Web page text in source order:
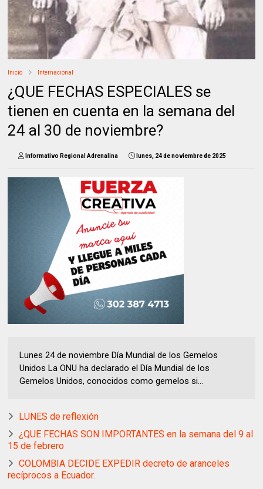
Inicio Internacional
¿QUE FECHAS ESPECIALES se
tienen en cuenta en la semana del
24 al 30 de noviembre?
Informativo Regional Adrenalina lunes, 24 de noviembre de 2025
Lunes 24 de noviembre Día Mundial de los Gemelos
Unidos La ONU ha declarado el Día Mundial de los
Gemelos Unidos, conocidos como gemelos si...
LUNES de reflexión
¿QUE FECHAS SON IMPORTANTES en la semana del 9 al
15 de febrero
COLOMBIA DECIDE EXPEDIR decreto de aranceles
recíprocos a Ecuador.